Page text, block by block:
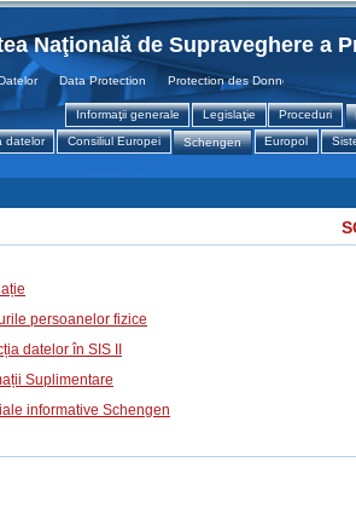
Naţională de Supraveghere a
Data Protection Protection des Donnees
Informaţii generale Legislaţie Proceduri
datelor
Consiliul Europei Schengen Europol
persoanelor fizice
datelor în SIS II
Suplimentare
informative Schengen